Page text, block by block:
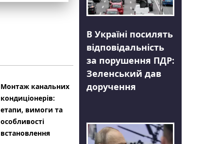
Монтаж канальних
кондиціонерів:
етапи, вимоги та
особливості
встановлення
В Україні посилять
відповідальність
за порушення ПДР:
Зеленський дав
доручення